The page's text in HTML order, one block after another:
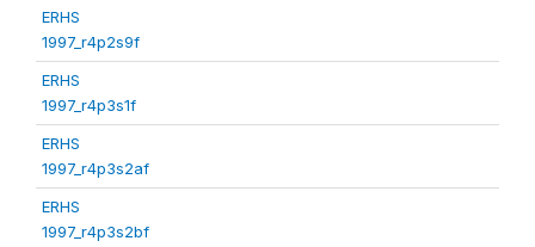
ERHS
1997_r4p2s9f
ERHS
1997_r4p3s1f
ERHS
1997_r4p3s2af
ERHS
1997_r4p3s2bf